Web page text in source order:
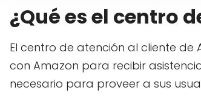
¿Qué es el centro
El centro de atención al cliente
con Amazon para recibir
necesario para proveer a sus